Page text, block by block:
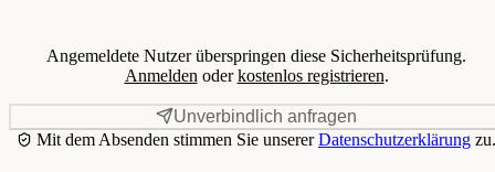
Angemeldete Nutzer überspringen diese Sicherheitsprüfung.
Anmelden oderkostenlos registrieren.
Unverbindlich anfragen
Mit dem Absenden stimmen Sie unsererDatenschutzerklärung zu.